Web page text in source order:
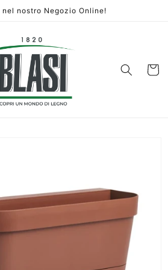
nel nostro Negozio Online!
Carrello